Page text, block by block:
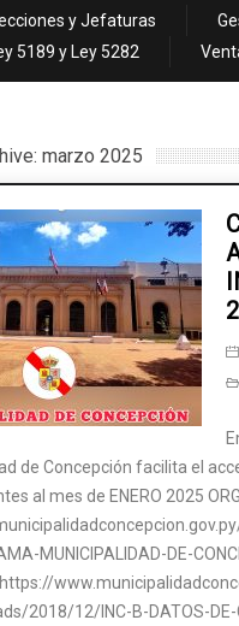
y Jefaturas
5189 y Ley 5282
marzo 2025
de Concepción facilita el
al mes de ENERO 2025
MUNICIPALIDAD-DE-
https://
2018/12/INC-B-DATOS-DE-